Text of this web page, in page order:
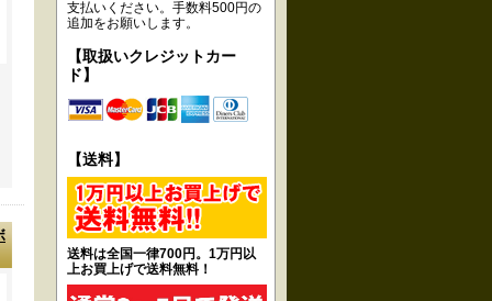
支払いください。手数料500円の
追加をお願いします。
【取扱いクレジットカー
ド】
【送料】
送料は全国一律700円。1万円以
上お買上げで送料無料！